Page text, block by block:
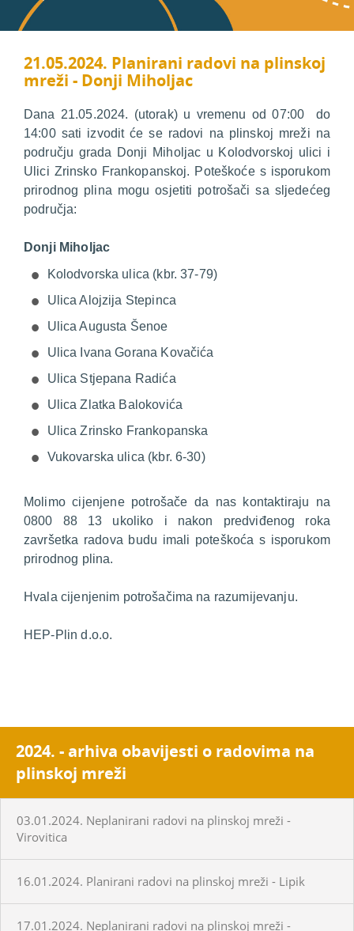
21.05.2024. Planirani radovi na plinskoj
mreži - Donji Miholjac
Dana 21.05.2024. (utorak) u vremenu od 07:00 do
14:00 sati izvodit će se radovi na plinskoj mreži na
području grada Donji Miholjac u Kolodvorskoj ulici i
Ulici Zrinsko Frankopanskoj. Poteškoće s isporukom
prirodnog plina mogu osjetiti potrošači sa sljedećeg
područja:
Donji Miholjac
Kolodvorska ulica (kbr. 37-79)
Ulica Alojzija Stepinca
Ulica Augusta Šenoe
Ulica Ivana Gorana Kovačića
Ulica Stjepana Radića
Ulica Zlatka Balokovića
Ulica Zrinsko Frankopanska
Vukovarska ulica (kbr. 6-30)
Molimo cijenjene potrošače da nas kontaktiraju na
0800 88 13 ukoliko i nakon predviđenog roka
završetka radova budu imali poteškoća s isporukom
prirodnog plina.
Hvala cijenjenim potrošačima na razumijevanju.
HEP-Plin d.o.o.
2024. - arhiva obavijesti o radovima na
plinskoj mreži
03.01.2024. Neplanirani radovi na plinskoj mreži -
Virovitica
16.01.2024. Planirani radovi na plinskoj mreži - Lipik
17.01.2024. Neplanirani radovi na plinskoj mreži -